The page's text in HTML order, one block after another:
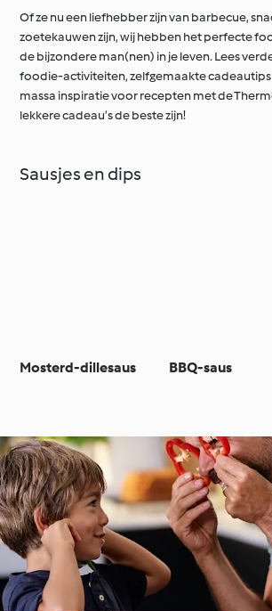
Of ze nu een liefhebber zijn van barbecue,
zoetekauwen zijn, wij hebben het perfecte
de bijzondere man(nen) in je leven. Lees
foodie-activiteiten, zelfgemaakte
massa inspiratie voor recepten met de
lekkere cadeau’s de beste zijn!
Sausjes en dips
Mosterd-dillesaus BBQ-saus